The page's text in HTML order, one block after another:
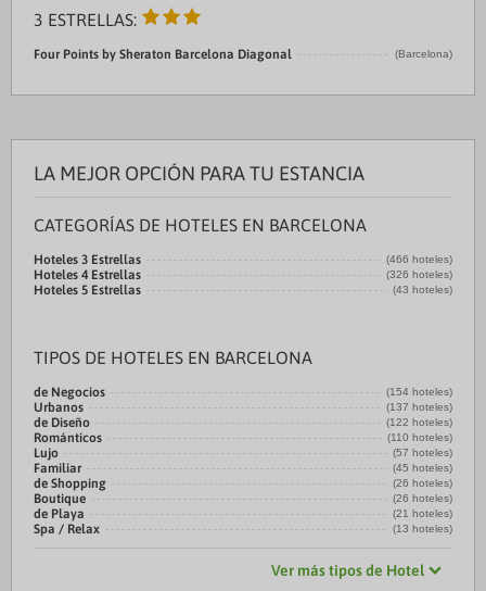
3 ESTRELLAS:
Four Points by Sheraton Barcelona Diagonal (Barcelona)
LA MEJOR OPCIÓN PARA TU ESTANCIA
CATEGORÍAS DE HOTELES EN BARCELONA
Hoteles 3 Estrellas (466 hoteles)
Hoteles 4 Estrellas (326 hoteles)
Hoteles 5 Estrellas (43 hoteles)
TIPOS DE HOTELES EN BARCELONA
de Negocios (154 hoteles)
Urbanos (137 hoteles)
de Diseño (122 hoteles)
Románticos (110 hoteles)
Lujo (57 hoteles)
Familiar (45 hoteles)
de Shopping (26 hoteles)
Boutique (26 hoteles)
de Playa (21 hoteles)
Spa / Relax (13 hoteles)
Ver más tipos de Hotel